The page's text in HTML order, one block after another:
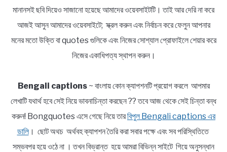
মানানসই ছবি দিয়েও সাজানো হয়েছে আমাদের ওয়েবসাইটটি। তাই আর দেরি না করে
আজই আসুন আমাদের ওয়েবসাইটে; স্ক্রল করুন এবং নির্বাচন করে ফেলুন আপনার
মনের মতো উক্তি বা quotes গুলিকে এবং নিজের সোশ্যাল প্রোফাইলে শেয়ার করে
নিজের একাধিপত্য স্থাপন করুন।
Bengali captions~ বাংলায় কোন ক্যাপশনটি প্রয়োগ করলে আপমার
লেখাটি যথার্থ হবে সেই নিয়ে ভাবনাচিন্তা করছেন ?? তবে আজ থেকে সেই চিন্তা বন্ধ
করুন! Bongquotes এসে গেছে নিয়ে তারবিপুল Bengali captions এর
ডালি। ছোট অথচ অর্থবহ ক্যাপশন তৈরি করা সবার পক্ষে এবং সব পরিস্থিতিতে
সম্ভবপর হয়ে ওঠে না । তখন বিভ্রান্ত হয়ে আমরা বিভিন্ন সাইটে গিয়ে অনুসন্ধান